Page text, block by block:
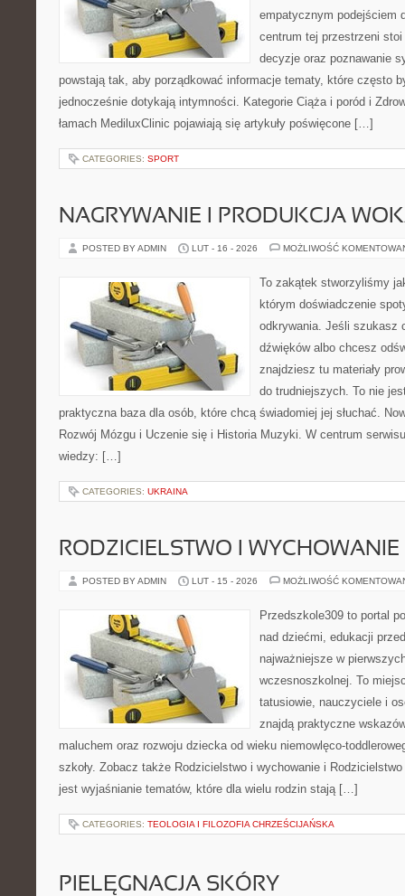
empatycznym podejściem
centrum tej przestrzeni
decyzje oraz poznawanie
powstają tak, aby porządkować informacje tematy, które często
jednocześnie dotykają intymności. Kategorie Ciąża i poród i
łamach MediluxClinic pojawiają się artykuły poświęcone […]
CATEGORIES: SPORT
NAGRYWANIE I PRODUKCJA
POSTED BY ADMIN LUT - 16 - 2026 MOŻLIWOŚĆ
To zakątek stworzyliśmy
którym doświadczenie
odkrywania. Jeśli szukasz
dźwięków albo chcesz
znajdziesz tu materiały
do trudniejszych. To nie
praktyczna baza dla osób, które chcą świadomiej jej słuchać.
Rozwój Mózgu i Uczenie się i Historia Muzyki. W centrum
wiedzy: […]
CATEGORIES: UKRAINA
RODZICIELSTWO I WYCHOWANIE
POSTED BY ADMIN LUT - 15 - 2026 MOŻLIWOŚĆ
Przedszkole309 to portal
nad dziećmi, edukacji
najważniejsze w
wczesnoszkolnej. To
tatusiowie, nauczyciele i
znajdą praktyczne
maluchem oraz rozwoju dziecka od wieku niemowlęco-
szkoły. Zobacz także Rodzicielstwo i wychowanie i
jest wyjaśnianie tematów, które dla wielu rodzin stają […]
CATEGORIES: TEOLOGIA I FILOZOFIA CHRZEŚCIJAŃSKA
PIELĘGNACJA SKÓRY